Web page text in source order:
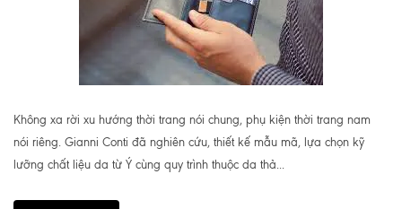
Không xa rời xu hướng thời trang nói chung, phụ kiện thời trang nam
nói riêng. Gianni Conti đã nghiên cứu, thiết kế mẫu mã, lựa chọn kỹ
lưỡng chất liệu da từ Ý cùng quy trình thuộc da thả...